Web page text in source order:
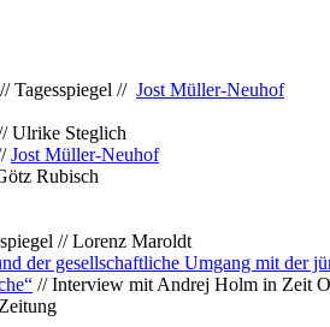
// Tagesspiegel // Jost Müller-Neuhof
Ulrike Steglich
Jost Müller-Neuhof
Rubisch
// Lorenz Maroldt
der gesellschaftliche Umgang mit der
// Interview mit Andrej Holm in Zeit